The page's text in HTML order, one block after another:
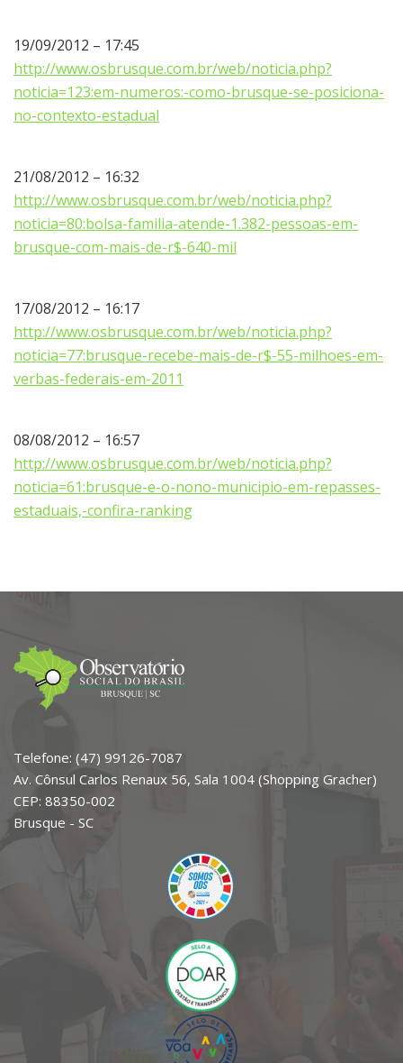
19/09/2012 – 17:45
http://www.osbrusque.com.br/web/noticia.php?
noticia=123:em-numeros:-como-brusque-se-posiciona-
no-contexto-estadual
21/08/2012 – 16:32
http://www.osbrusque.com.br/web/noticia.php?
noticia=80:bolsa-familia-atende-1.382-pessoas-em-
brusque-com-mais-de-r$-640-mil
17/08/2012 – 16:17
http://www.osbrusque.com.br/web/noticia.php?
noticia=77:brusque-recebe-mais-de-r$-55-milhoes-em-
verbas-federais-em-2011
08/08/2012 – 16:57
http://www.osbrusque.com.br/web/noticia.php?
noticia=61:brusque-e-o-nono-municipio-em-repasses-
estaduais,-confira-ranking
Telefone: (47) 99126-7087
Av. Cônsul Carlos Renaux 56, Sala 1004 (Shopping Gracher)
CEP: 88350-002
Brusque - SC